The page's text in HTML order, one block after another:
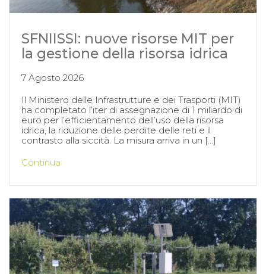
SFNIISSI: nuove risorse MIT per
la gestione della risorsa idrica
7 Agosto 2026
Il Ministero delle Infrastrutture e dei Trasporti (MIT)
ha completato l’iter di assegnazione di 1 miliardo di
euro per l’efficientamento dell’uso della risorsa
idrica, la riduzione delle perdite delle reti e il
contrasto alla siccità. La misura arriva in un […]
Continua